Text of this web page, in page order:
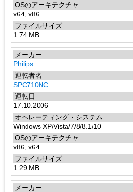
x64, x86
1.74 MB
Philips
SPC710NC
17.10.2006
Windows XP/Vista/7/8/8.1/10
x86, x64
1.29 MB